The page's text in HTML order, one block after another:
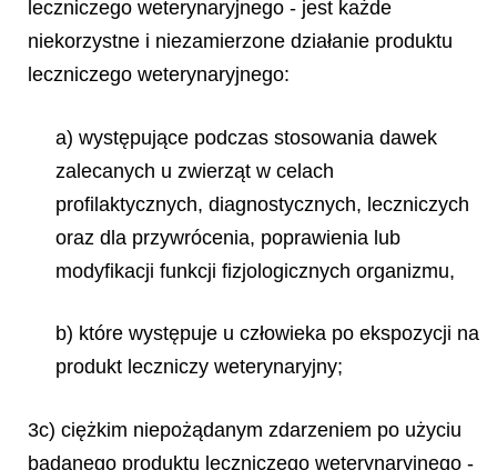
leczniczego weterynaryjnego - jest każde
niekorzystne i niezamierzone działanie produktu
leczniczego weterynaryjnego:
a) występujące podczas stosowania dawek
zalecanych u zwierząt w celach
profilaktycznych, diagnostycznych, leczniczych
oraz dla przywrócenia, poprawienia lub
modyfikacji funkcji fizjologicznych organizmu,
b) które występuje u człowieka po ekspozycji na
produkt leczniczy weterynaryjny;
3c) ciężkim niepożądanym zdarzeniem po użyciu
badanego produktu leczniczego weterynaryjnego -